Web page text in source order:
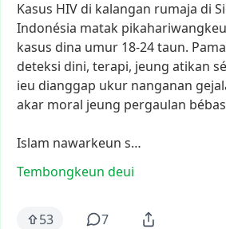
Kasus HIV di kalangan rumaja di
Indonésia matak
kasus dina umur 18-24taun.
deteksi dini, terapi, jeung atikan
ieu dianggap ukur nanganan
akar moral jeung pergaulan
Islam nawarkeun s…
Tembongkeun deui
53 7